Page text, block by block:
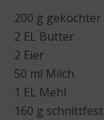
200 g
2 EL Butter
2 Eier
50 ml Milch
1 EL Mehl
160 g